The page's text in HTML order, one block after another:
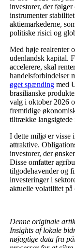
investorer, der følger
instrumenter
aktiemarkederne,
politiske risici og
Med høje realrenter
udenlandsk kapital.
accelerere, skal
handelsforbindelser
øget spænding med
brasilianske
valg i oktober 2026
fremtidige
tiltrække langsigtede
I dette miljø er visse
attraktive.
investorer, der
Disse omfatter
tilgodehavender og
investeringer i
aktuelle volatilitet på
Denne originale
Insights af lokale
nøjagtige data fra